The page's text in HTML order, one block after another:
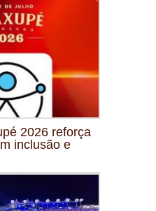
2026 reforça
inclusão e